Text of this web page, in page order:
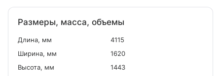
Размеры, масса, объемы
Длина, мм
4115
Ширина, мм
1620
Высота, мм
1443